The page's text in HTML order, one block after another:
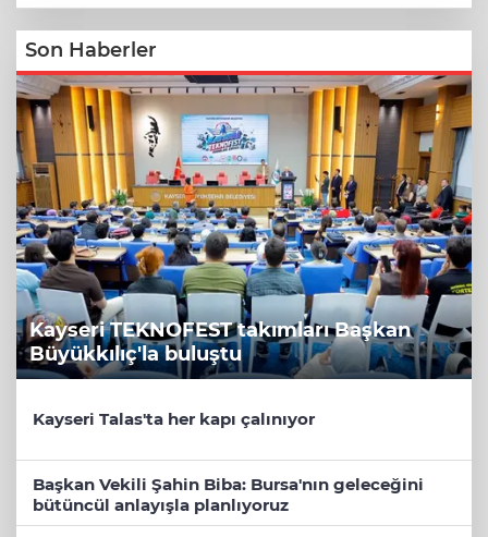
Son Haberler
Kayseri TEKNOFEST takımları Başkan
Büyükkılıç'la buluştu
Kayseri Talas'ta her kapı çalınıyor
Başkan Vekili Şahin Biba: Bursa'nın geleceğini
bütüncül anlayışla planlıyoruz